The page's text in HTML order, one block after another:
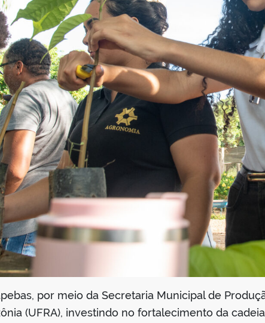
por meio da Secretaria Municipal de
(UFRA), investindo no fortalecimento da